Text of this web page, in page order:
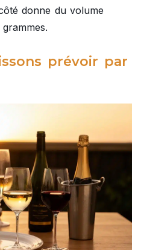
donne du volume
prévoir par